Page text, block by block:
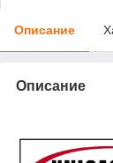
Описание
Описание